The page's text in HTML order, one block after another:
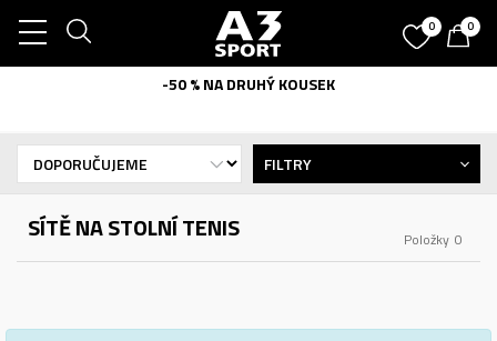
0 0
-50 % NA DRUHÝ KOUSEK
SÍTĚ NA STOLNÍ TENIS 0
Položky
FILTRY